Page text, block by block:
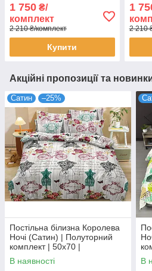
страйп сатин
1 750 ₴/
комплект
2 210 ₴/комплект
Купити
1
2 210
Акційні пропозиції та
Сатин –25%
Постільна білизна Королева
Ночі (Сатин) | Полуторний
комплект | 50х70 |
Різнокольорова абстракція,
Ейфелева вежа
В наявності В